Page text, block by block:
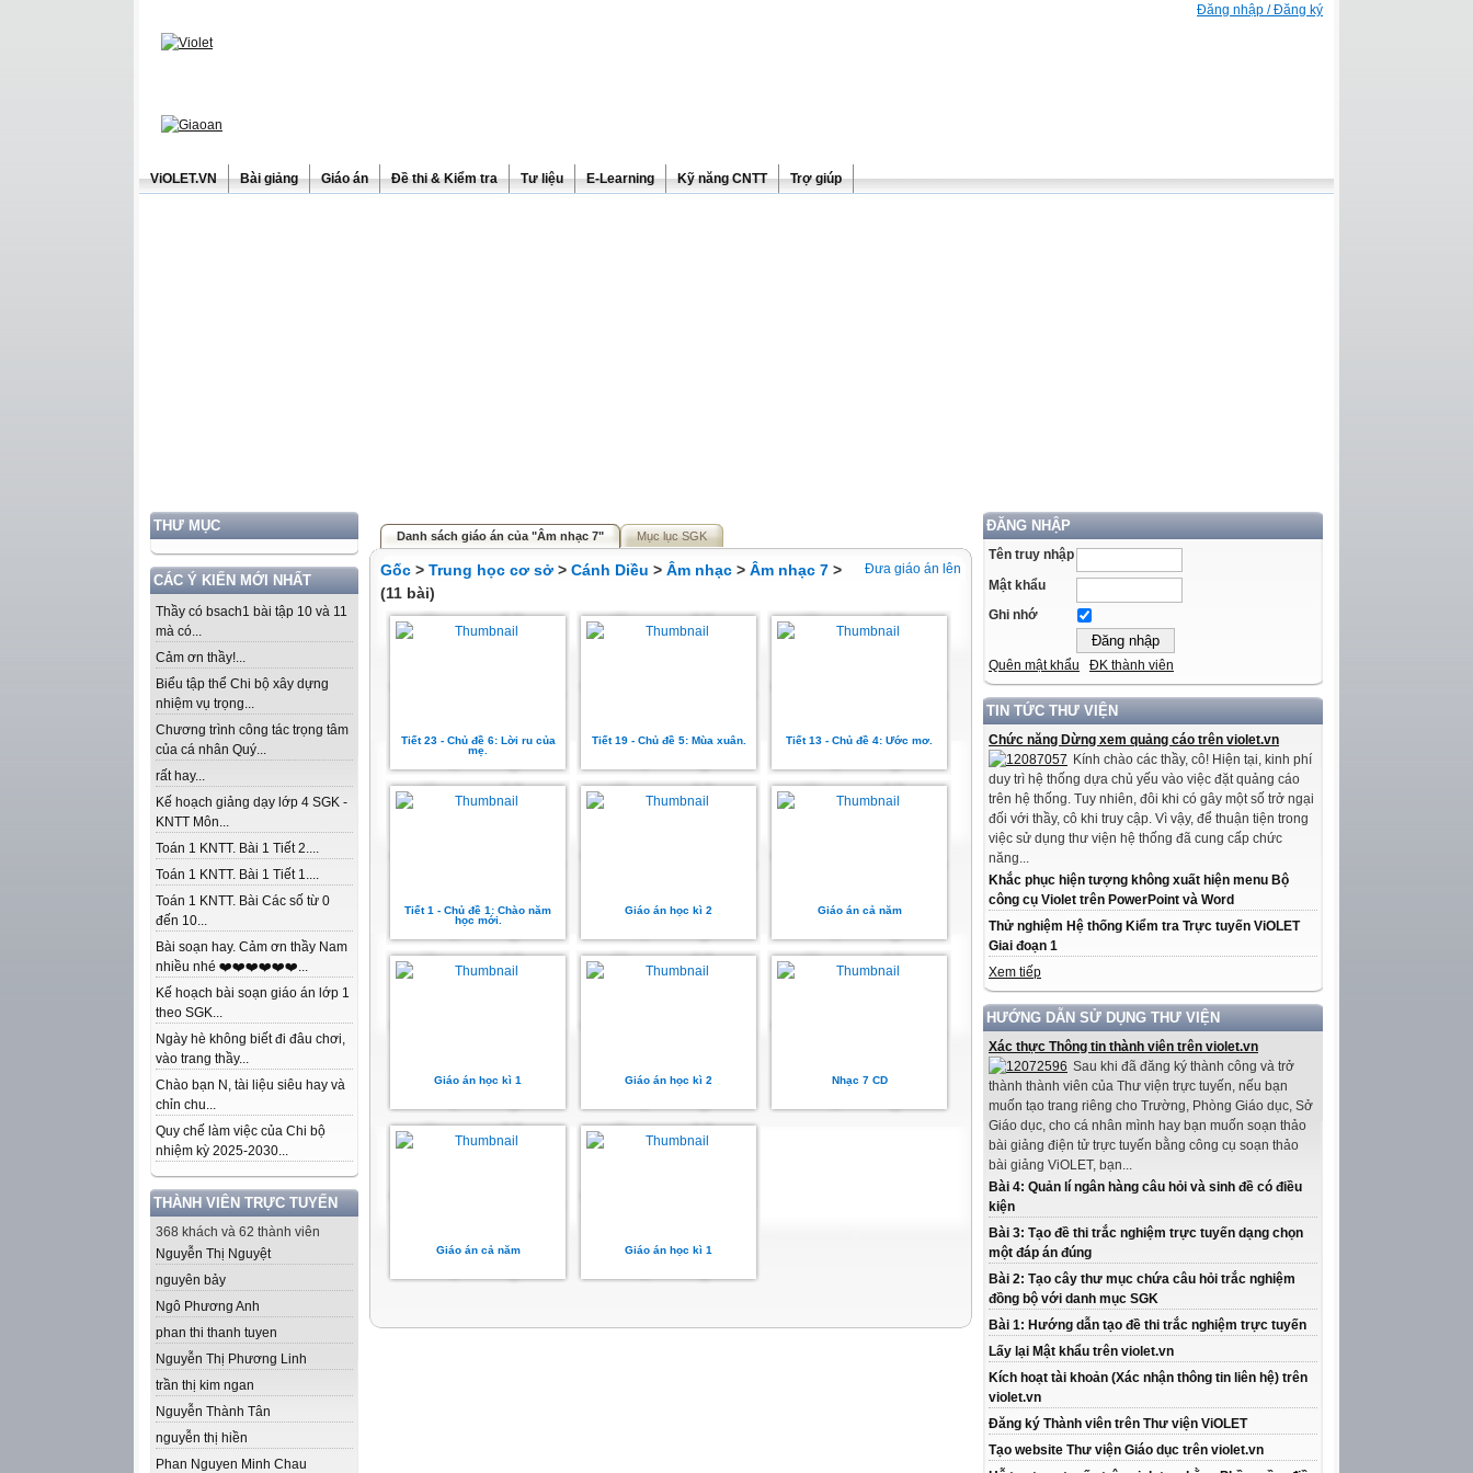
Đăng nhập / Đăng ký
ViOLET.VN Bài giảng Giáo án Đề thi & Kiểm tra Tư liệu E-Learning Kỹ năng CNTT Trợ giúp
THƯ MỤC
CÁC Ý KIẾN MỚI NHẤT
Thầy có bsach1 bài tập 10 và 11
mà có...
Cảm ơn thầy!...
Biểu tập thể Chi bộ xây dựng
nhiệm vụ trọng...
Chương trình công tác trọng tâm
của cá nhân Quý...
rất hay...
Kế hoạch giảng dạy lớp 4 SGK -
KNTT Môn...
Toán 1 KNTT. Bài 1 Tiết 2....
Toán 1 KNTT. Bài 1 Tiết 1....
Toán 1 KNTT. Bài Các số từ 0
đến 10...
Bài soạn hay. Cảm ơn thầy Nam
nhiều nhé ❤️❤️❤️❤️❤️❤️...
Kế hoạch bài soạn giáo án lớp 1
theo SGK...
Ngày hè không biết đi đâu chơi,
vào trang thầy...
Chào bạn N, tài liệu siêu hay và
chỉn chu...
Quy chế làm việc của Chi bộ
nhiệm kỳ 2025-2030...
THÀNH VIÊN TRỰC TUYẾN
368 khách và 62 thành viên
Nguyễn Thị Nguyệt
nguyên bảy
Ngô Phương Anh
phan thi thanh tuyen
Nguyễn Thị Phương Linh
trần thị kim ngan
Nguyễn Thành Tân
nguyễn thị hiền
Phan Nguyen Minh Chau
ĐĂNG NHẬP
Tên truy nhập
Mật khẩu
Ghi nhớ
Quên mật khẩu ĐK thành viên
TIN TỨC THƯ VIỆN
Chức năng Dừng xem quảng cáo trên violet.vn
Kính chào các thầy, cô! Hiện tại, kinh phí
duy trì hệ thống dựa chủ yếu vào việc đặt quảng cáo
trên hệ thống. Tuy nhiên, đôi khi có gây một số trở ngại
đối với thầy, cô khi truy cập. Vì vậy, để thuận tiện trong
việc sử dụng thư viện hệ thống đã cung cấp chức
năng...
Khắc phục hiện tượng không xuất hiện menu Bộ
công cụ Violet trên PowerPoint và Word
Thử nghiệm Hệ thống Kiểm tra Trực tuyến ViOLET
Giai đoạn 1
Xem tiếp
HƯỚNG DẪN SỬ DỤNG THƯ VIỆN
Xác thực Thông tin thành viên trên violet.vn
Sau khi đã đăng ký thành công và trở
thành thành viên của Thư viện trực tuyến, nếu bạn
muốn tạo trang riêng cho Trường, Phòng Giáo dục, Sở
Giáo dục, cho cá nhân mình hay bạn muốn soạn thảo
bài giảng điện tử trực tuyến bằng công cụ soạn thảo
bài giảng ViOLET, bạn...
Bài 4: Quản lí ngân hàng câu hỏi và sinh đề có điều
kiện
Bài 3: Tạo đề thi trắc nghiệm trực tuyến dạng chọn
một đáp án đúng
Bài 2: Tạo cây thư mục chứa câu hỏi trắc nghiệm
đồng bộ với danh mục SGK
Bài 1: Hướng dẫn tạo đề thi trắc nghiệm trực tuyến
Lấy lại Mật khẩu trên violet.vn
Kích hoạt tài khoản (Xác nhận thông tin liên hệ) trên
violet.vn
Đăng ký Thành viên trên Thư viện ViOLET
Tạo website Thư viện Giáo dục trên violet.vn
Danh sách giáo án của "Âm nhạc 7" Mục lục SGK
Đưa giáo án lên
Gốc > Trung học cơ sở > Cánh Diều > Âm nhạc > Âm nhạc 7 >
(11 bài)
Tiết 23 - Chủ đề 6: Lời ru của
mẹ.
Tiết 19 - Chủ đề 5: Mùa xuân. Tiết 13 - Chủ đề 4: Ước mơ.
Tiết 1 - Chủ đề 1: Chào năm
học mới.
Giáo án học kì 2 Giáo án cả năm
Giáo án học kì 1 Giáo án học kì 2 Nhạc 7 CD
Giáo án cả năm Giáo án học kì 1